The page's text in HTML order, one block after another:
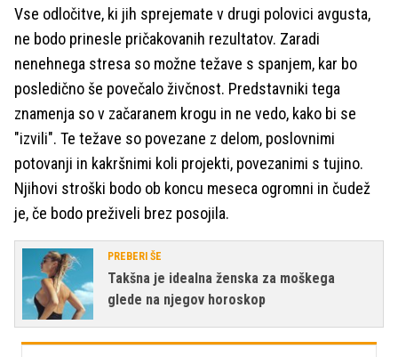
Vse odločitve, ki jih sprejemate v drugi polovici avgusta,
ne bodo prinesle pričakovanih rezultatov. Zaradi
nenehnega stresa so možne težave s spanjem, kar bo
posledično še povečalo živčnost. Predstavniki tega
znamenja so v začaranem krogu in ne vedo, kako bi se
"izvili". Te težave so povezane z delom, poslovnimi
potovanji in kakršnimi koli projekti, povezanimi s tujino.
Njihovi stroški bodo ob koncu meseca ogromni in čudež
je, če bodo preživeli brez posojila.
PREBERI ŠE
Takšna je idealna ženska za moškega
glede na njegov horoskop